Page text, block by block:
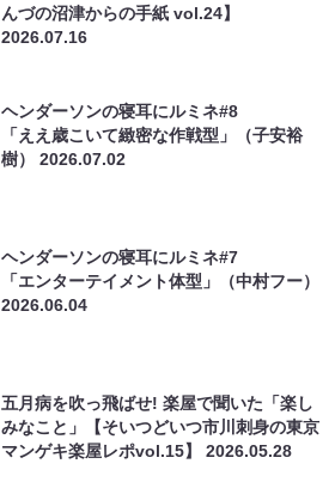
んづの沼津からの手紙 vol.24】
2026.07.16
ヘンダーソンの寝耳にルミネ#8
「ええ歳こいて緻密な作戦型」（子安裕
樹）2026.07.02
ヘンダーソンの寝耳にルミネ#7
「エンターテイメント体型」（中村フー）
2026.06.04
五月病を吹っ飛ばせ! 楽屋で聞いた「楽し
みなこと」【そいつどいつ市川刺身の東京
マンゲキ楽屋レポvol.15】2026.05.28